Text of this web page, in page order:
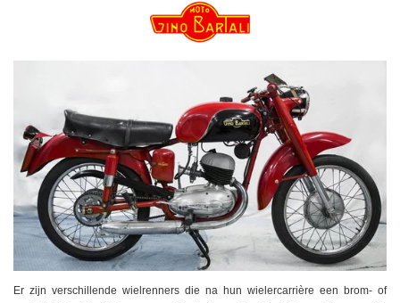
Er zijn verschillende wielrenners die na hun wielercarrière een brom- of